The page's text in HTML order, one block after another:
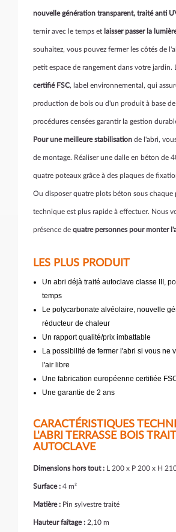
nouvelle génération transparent, traité anti
ternir avec le temps et laisser passer la
souhaitez, vous pouvez fermer les côtés de
petit espace de rangement dans votre jardin.
certifié FSC, label environnemental, qui
production de bois ou d'un produit à base de
procédures censées garantir la gestion
Pour une meilleure stabilisation de l'abri,
de montage. Réaliser une dalle en béton de
quatre poteaux grâce à des plaques de
Ou disposer quatre plots béton sous chaque
technique est plus rapide à effectuer. Nous
présence de quatre personnes pour monter
LES PLUS PRODUIT
Un abri déjà traité autoclave classe III,
temps
Le polycarbonate alvéolaire, nouvelle
réducteur de chaleur
Un rapport qualité/prix imbattable
La possibilité de fermer l'abri si vous ne
l'air libre
Une fabrication européenne certifiée
Une garantie de 2 ans
CARACTÉRISTIQUES
L'ABRI TERRASSE BOIS
AUTOCLAVE
Dimensions hors tout : L 200 x P 200 x H
Surface : 4 m²
Matière : Pin sylvestre traité
Hauteur faîtage : 2,10 m